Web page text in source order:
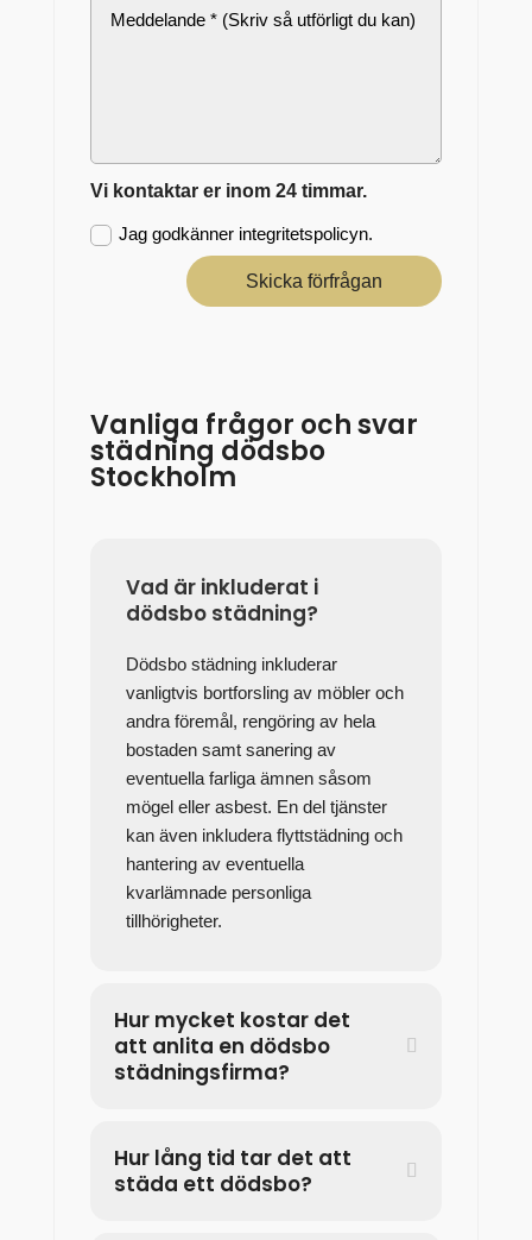
Vi kontaktar er inom 24 timmar.
Jag godkänner integritetspolicyn.
Skicka förfrågan
Vanliga frågor och svar
städning dödsbo
Stockholm
Vad är inkluderat i
dödsbo städning?
Dödsbo städning inkluderar
vanligtvis bortforsling av möbler och
andra föremål, rengöring av hela
bostaden samt sanering av
eventuella farliga ämnen såsom
mögel eller asbest. En del tjänster
kan även inkludera flyttstädning och
hantering av eventuella
kvarlämnade personliga
tillhörigheter.
Hur mycket kostar det
att anlita en dödsbo
städningsfirma?
Hur lång tid tar det att
städa ett dödsbo?